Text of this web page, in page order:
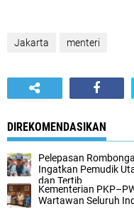
Jakarta menteri
DIREKOMENDASIKAN
Pelepasan
Ingatkan Pemudik
dan Tertib
Kementerian
Wartawan Seluruh